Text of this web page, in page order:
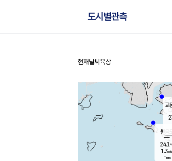
도시별관측
홈
현재날씨 육상
볼음
24.1
1.3m/s
-mm
교